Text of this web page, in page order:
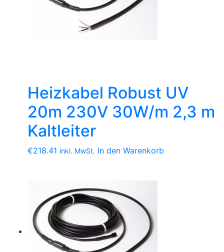
Heizkabel Robust UV
20m 230V 30W/m 2,3 m
Kaltleiter
€218.41 inkl. MwSt. In den Warenkorb